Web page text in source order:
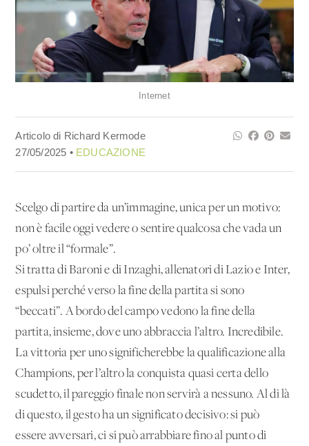
Internet
Articolo di Richard Kermode
27/05/2025 • EDUCAZIONE
Scelgo di partire da un’immagine, unica per un motivo:
non è facile oggi vedere o sentire qualcosa che vada un
po’ oltre il “formale”.
Si tratta di Baroni e di Inzaghi, allenatori di Lazio e Inter,
espulsi perché verso la fine della partita si sono
“beccati”. A bordo del campo vedono la fine della
partita, insieme, dove uno abbraccia l’altro. Incredibile.
La vittoria per uno significherebbe la qualificazione alla
Champions, per l’altro la conquista quasi certa dello
scudetto, il pareggio finale non servirà a nessuno. Al di là
di questo, il gesto ha un significato decisivo: si può
essere avversari, ci si può arrabbiare fino al punto di